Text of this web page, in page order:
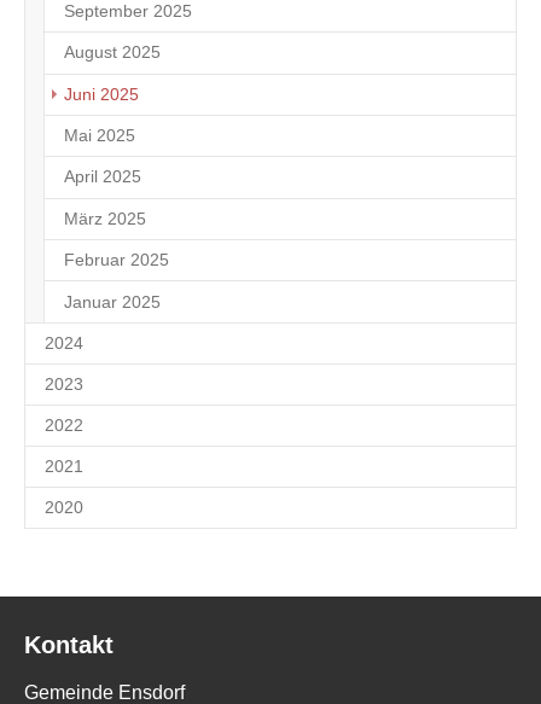
September 2025
August 2025
Juni 2025
Mai 2025
April 2025
März 2025
Februar 2025
Januar 2025
2024
2023
2022
2021
2020
Kontakt
Gemeinde Ensdorf